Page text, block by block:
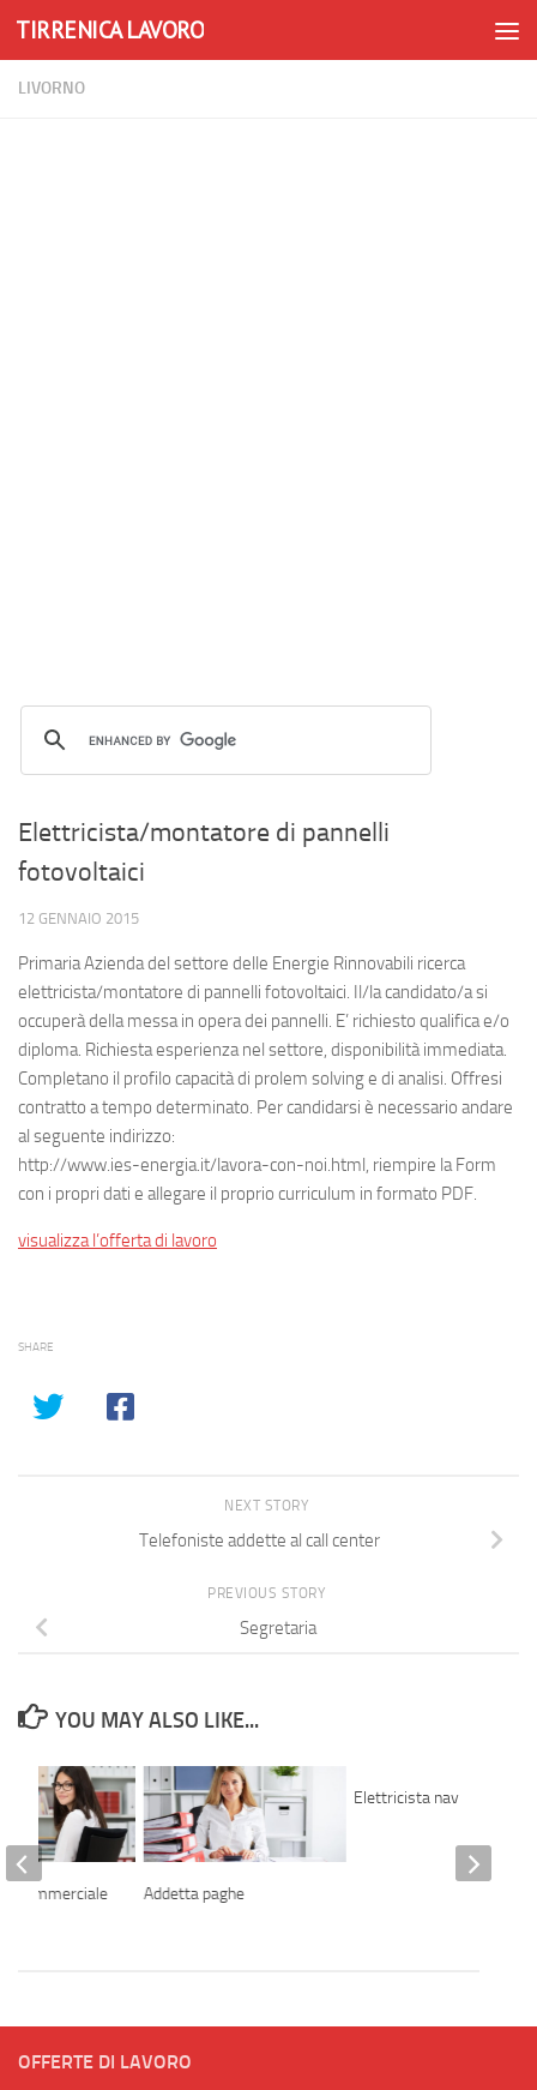
Skip to content
TIRRENICA LAVORO
LIVORNO
Elettricista/montatore di pannelli
fotovoltaici
12 GENNAIO 2015
Primaria Azienda del settore delle Energie Rinnovabili ricerca
elettricista/montatore di pannelli fotovoltaici. Il/la candidato/a si
occuperà della messa in opera dei pannelli. E’ richiesto qualifica e/o
diploma. Richiesta esperienza nel settore, disponibilità immediata.
Completano il profilo capacità di prolem solving e di analisi. Offresi
contratto a tempo determinato. Per candidarsi è necessario andare
al seguente indirizzo:
http://www.ies-energia.it/lavora-con-noi.html, riempire la Form
con i propri dati e allegare il proprio curriculum in formato PDF.
visualizza l’offerta di lavoro
SHARE
NEXT STORY
Telefoniste addette al call center
PREVIOUS STORY
Segretaria
YOU MAY ALSO LIKE...
Addetta paghe
Elettricista navale
commerciale
OFFERTE DI LAVORO